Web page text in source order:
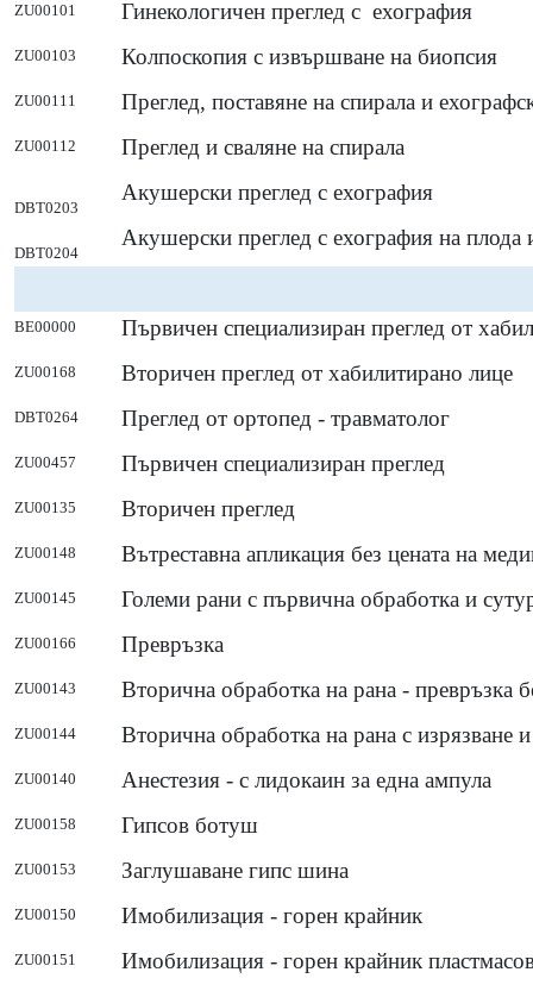
ZU00101 Гинекологичен преглед с ехография
ZU00103 Колпоскопия с извършване на биопсия
ZU00111 Преглед, поставяне на спирала и
ZU00112 Преглед и сваляне на спирала
DBT0203
Акушерски преглед с ехография
DBT0204
Акушерски преглед с ехография на
BE00000 Първичен специализиран преглед от
ZU00168 Вторичен преглед от хабилитирано лице
DBT0264 Преглед от ортопед - травматолог
ZU00457 Първичен специализиран преглед
ZU00135 Вторичен преглед
ZU00148 Вътреставна апликация без цената на
ZU00145 Големи рани с първична обработка и
ZU00166 Превръзка
ZU00143 Вторична обработка на рана - превръзка
ZU00144 Вторична обработка на рана с изрязване
ZU00140 Анестезия - с лидокаин за една ампула
ZU00158 Гипсов ботуш
ZU00153 Заглушаване гипс шина
ZU00150 Имобилизация - горен крайник
ZU00151 Имобилизация - горен крайник